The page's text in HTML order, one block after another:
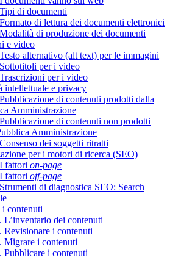
di documenti
di lettura dei documenti elettronici
di produzione dei documenti
e video
alternativo (alt text) per le immagini
per i video
per i video
intellettuale e privacy
di contenuti prodotti dalla
Amministrazione
di contenuti non prodotti
Amministrazione
dei soggetti ritratti
per i motori di ricerca (SEO)
fattori on-page
fattori off-page
di diagnostica SEO: Search
i contenuti
L’inventario dei contenuti
Revisionare i contenuti
Migrare i contenuti
Pubblicare i contenuti